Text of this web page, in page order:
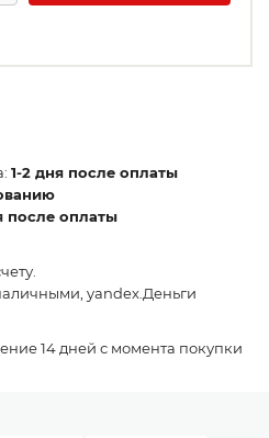
1-2 дня после оплаты
после оплаты
yandex.Деньги
14 дней с момента покупки